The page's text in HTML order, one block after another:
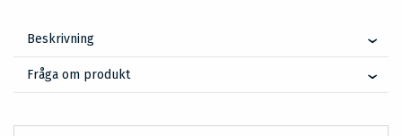
Beskrivning
Fråga om produkt